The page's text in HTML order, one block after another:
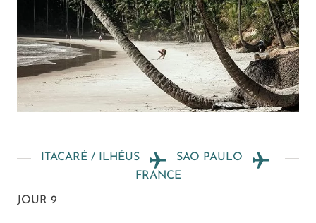
ITACARÉ / ILHÉUS
SAO PAULO
FRANCE
JOUR 9